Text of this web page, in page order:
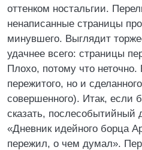
оттенком ностальгии.
ненаписанные страницы
минувшего. Выглядит
удачнее всего: страницы
Плохо, потому что неточно.
пережитого, но и
совершенного). Итак, если
сказать, послесобытийный
«Дневник идейного борца
пережил, о чем думал».